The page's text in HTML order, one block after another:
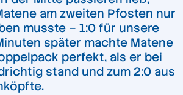
am zweiten Pfosten nur
musste – 1:0 für unsere
später machte Matene
perfekt, als er bei
stand und zum 2:0 aus